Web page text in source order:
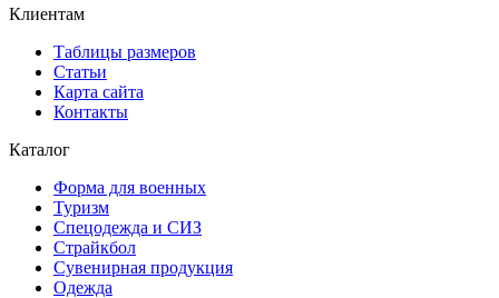
Клиентам
Таблицы размеров
Статьи
Карта сайта
Контакты
Каталог
Форма для военных
Туризм
Спецодежда и СИЗ
Страйкбол
Сувенирная продукция
Одежда